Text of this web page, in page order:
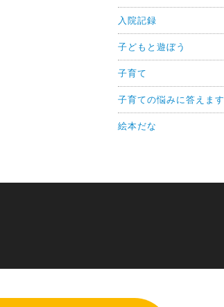
入院記録
子どもと遊ぼう
子育て
子育ての悩みに答えます
絵本だな